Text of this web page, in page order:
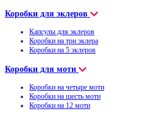
Коробки для эклеров
Капсулы для эклеров
Коробки на три эклера
Коробки на 5 эклеров
Коробки для моти
Коробки на четыре моти
Коробки на шесть моти
Коробки на 12 моти